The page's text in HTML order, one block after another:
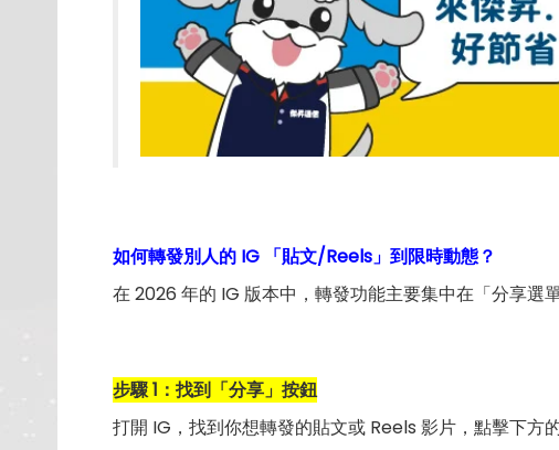
如何轉發別人的 IG 「貼文/Reels」到限時動態？
在 2026 年的 IG 版本中，轉發功能主要集中在「分享選
步驟 1：找到「分享」按鈕
打開 IG，找到你想轉發的貼文或 Reels 影片，點擊下方